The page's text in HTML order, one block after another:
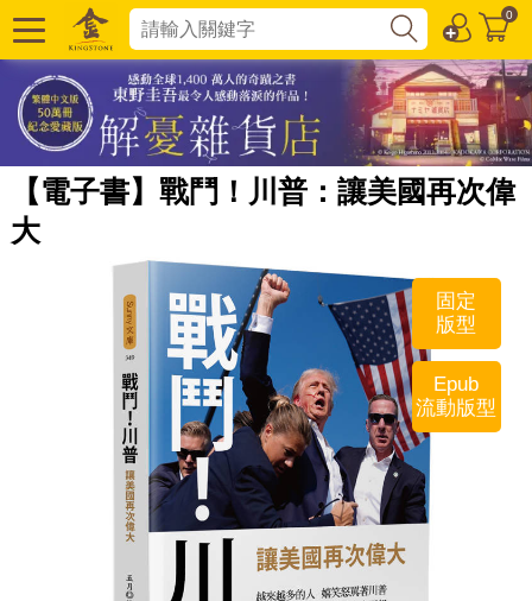
0
【電子書】戰鬥！川普：讓美國再次偉
大
固定
版型
Epub
流動版型